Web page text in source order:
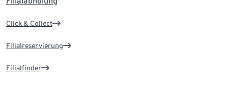
Click & Collect
Filialreservierung
Filialfinder